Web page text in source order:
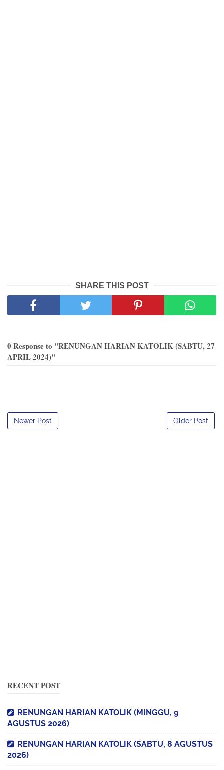
SHARE THIS POST
0 Response to "RENUNGAN HARIAN KATOLIK (SABTU, 27
APRIL 2024)"
Newer Post Older Post
RECENT POST
RENUNGAN HARIAN KATOLIK (MINGGU, 9
AGUSTUS 2026)
RENUNGAN HARIAN KATOLIK (SABTU, 8 AGUSTUS
2026)